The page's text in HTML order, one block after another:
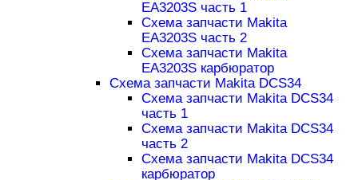
EA3203S часть 1
Схема запчасти Makita
EA3203S часть 2
Схема запчасти Makita
EA3203S карбюратор
Схема запчасти Makita DCS34
Схема запчасти Makita DCS34
часть 1
Схема запчасти Makita DCS34
часть 2
Схема запчасти Makita DCS34
карбюратор